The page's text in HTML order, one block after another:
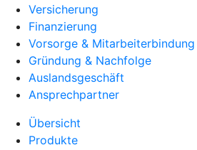
Versicherung
Finanzierung
Vorsorge & Mitarbeiterbindung
Gründung & Nachfolge
Auslandsgeschäft
Ansprechpartner
Übersicht
Produkte